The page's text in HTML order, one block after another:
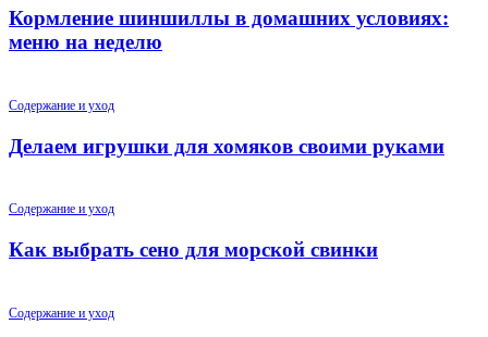
Кормление шиншиллы в домашних условиях:
меню на неделю
Содержание и уход
Делаем игрушки для хомяков своими руками
Содержание и уход
Как выбрать сено для морской свинки
Содержание и уход